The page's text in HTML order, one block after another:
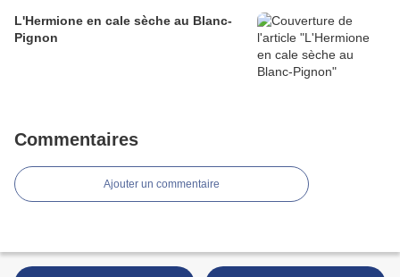
L'Hermione en cale sèche au Blanc-
Pignon
Commentaires
Ajouter un commentaire